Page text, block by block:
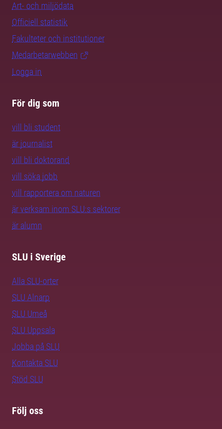
Art- och miljödata
Officiell statistik
Fakulteter och institutioner
Medarbetarwebben
Logga in
För dig som
vill bli student
är journalist
vill bli doktorand
vill söka jobb
vill rapportera om naturen
är verksam inom SLU:s sektorer
är alumn
SLU i Sverige
Alla SLU-orter
SLU Alnarp
SLU Umeå
SLU Uppsala
Jobba på SLU
Kontakta SLU
Stöd SLU
Följ oss